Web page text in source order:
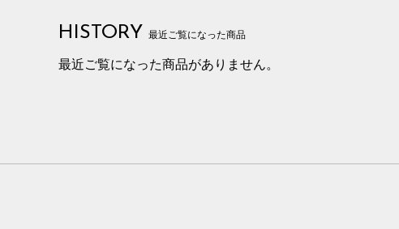
HISTORY 最近ご覧になった商品
最近ご覧になった商品がありません。